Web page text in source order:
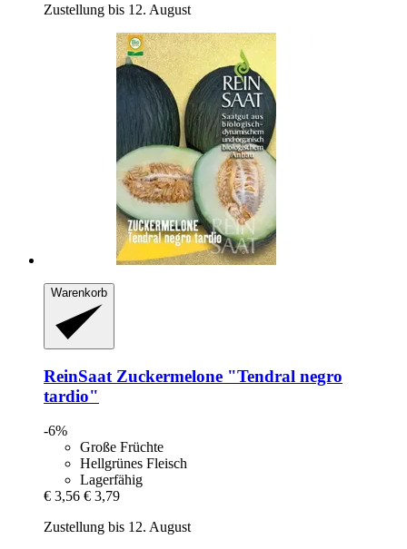
Zustellung bis 12. August
Warenkorb
ReinSaat Zuckermelone "Tendral negro
tardio"
-6%
Große Früchte
Hellgrünes Fleisch
Lagerfähig
€ 3,56 € 3,79
Zustellung bis 12. August